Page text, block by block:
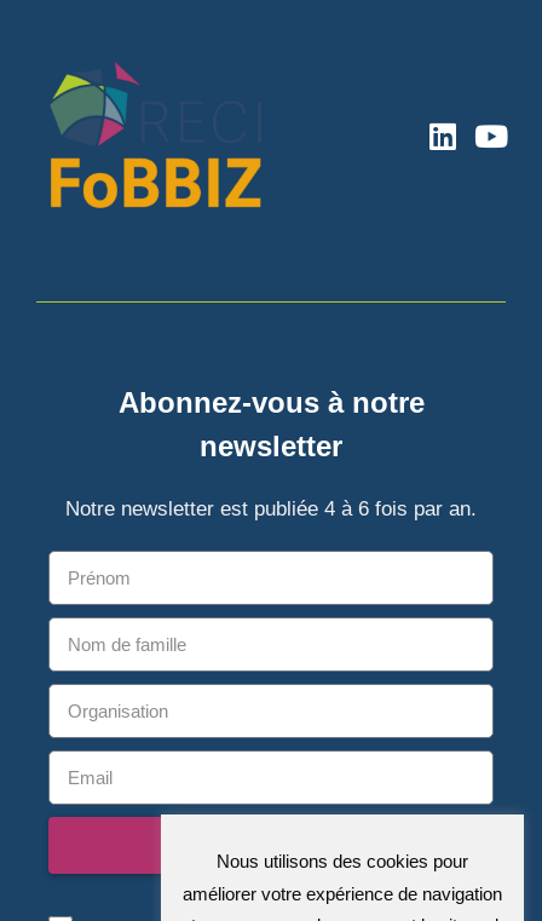
Abonnez-vous à notre
newsletter
Notre newsletter est publiée 4 à 6 fois par an.
Nous utilisons des cookies pour
améliorer votre expérience de navigation